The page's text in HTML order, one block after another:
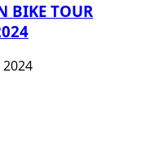
BIKE TOUR